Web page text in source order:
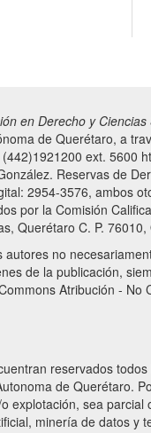
en Derecho y Ciencias
de Querétaro, a
ext. 5600
Reservas de
2954-3576, ambos
por la Comisión
Querétaro C. P.
no
de la publicación,
Atribución -
reservados
de Querétaro.
explotación, sea
minería de datos y